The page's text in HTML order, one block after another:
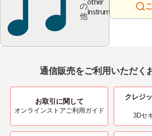
の
他
instrument
通信販売をご利用いただく
お取引に関して
オンラインストアご利用ガイド
クレジ
3Dセ